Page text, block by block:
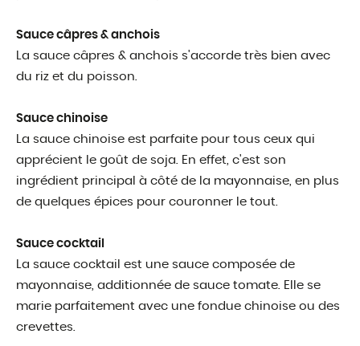
Sauce câpres & anchois
La sauce câpres & anchois s'accorde très bien avec
du riz et du poisson.
Sauce chinoise
La sauce chinoise est parfaite pour tous ceux qui
apprécient le goût de soja. En effet, c'est son
ingrédient principal à côté de la mayonnaise, en plus
de quelques épices pour couronner le tout.
Sauce cocktail
La sauce cocktail est une sauce composée de
mayonnaise, additionnée de sauce tomate. Elle se
marie parfaitement avec une fondue chinoise ou des
crevettes.